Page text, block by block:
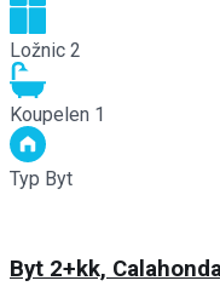
Ložnic 2
Koupelen 1
Typ Byt
Byt 2+kk,